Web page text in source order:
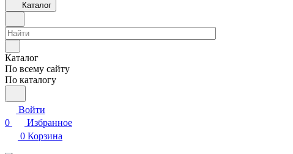
Каталог
Каталог
По всему сайту
По каталогу
Войти
0
Избранное
0 Корзина